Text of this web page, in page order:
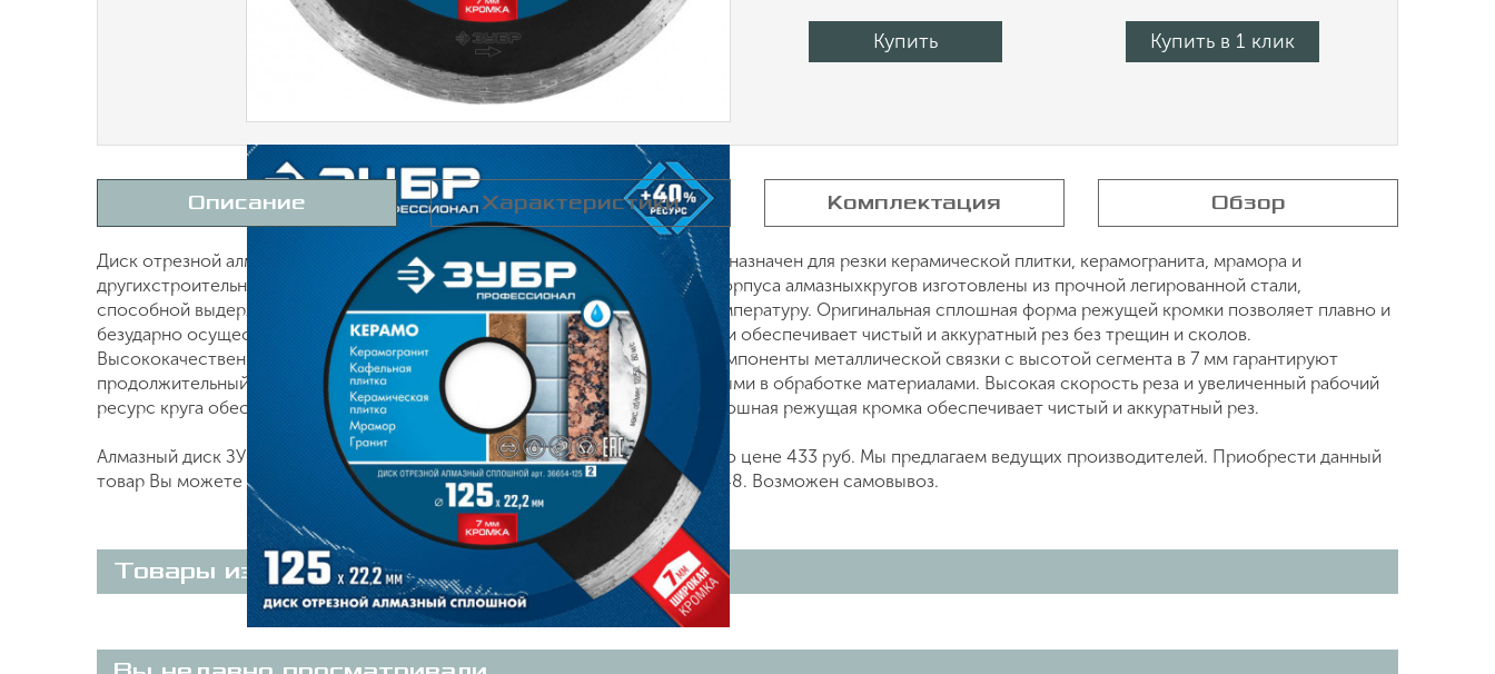
Купить Купить в 1 клик
Описание Характеристики Комплектация Обзор
Диск отрезной алмазный сплошной 125х22.2 мм, ЗУБР 36654-125_z02 предназначен для резки керамической плитки, керамогранита, мрамора и
другихстроительныхматериалов при обязательном водяном охлаждении. Корпуса алмазныхкругов изготовлены из прочной легированной стали,
способной выдержать значительную механическую нагрузку и высокую температуру. Оригинальная сплошная форма режущей кромки позволяет плавно и
безударно осуществлять необходимые резы в обрабатываемом материале и обеспечивает чистый и аккуратный рез без трещин и сколов.
Высококачественные синтетические алмазы. Оптимально подобранные компоненты металлической связки с высотой сегмента в 7 мм гарантируют
продолжительный рабочий ресурс круга при работе даже с самыми сложными в обработке материалами. Высокая скорость реза и увеличенный рабочий
ресурс круга обеспечиваются особой технологией горячего спекания. Сплошная режущая кромка обеспечивает чистый и аккуратный рез.
Алмазный диск ЗУБР 125х22.2 мм 36654-125_z02, артикул 36654-125_z02 по цене 433 руб. Мы предлагаем ведущих производителей. Приобрести данный
товар Вы можете on-line на нашем сайте или по телефону +7 (499) 842 38 48. Возможен самовывоз.
Товары из этой категории